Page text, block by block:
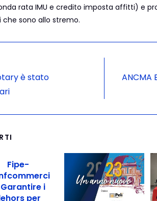
rata IMU e credito imposta affitti) e
sono allo stremo.
è stato
ANCMA
Fipe-
i
per